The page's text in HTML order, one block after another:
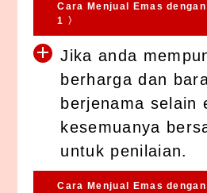
Cara Menjual Emas
1 〉
Jika anda
berharga dan
berjenama selain
kesemuanya
untuk penilaian.
Cara Menjual Emas